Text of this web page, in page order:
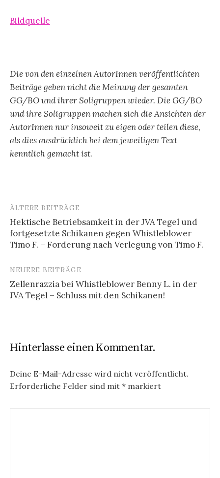
Bildquelle
Die von den einzelnen AutorInnen veröffentlichten
Beiträge geben nicht die Meinung der gesamten
GG/BO und ihrer Soligruppen wieder. Die GG/BO
und ihre Soligruppen machen sich die Ansichten der
AutorInnen nur insoweit zu eigen oder teilen diese,
als dies ausdrücklich bei dem jeweiligen Text
kenntlich gemacht ist.
Beitragsnavigation
ÄLTERE BEITRÄGE
Hektische Betriebsamkeit in der JVA Tegel und
fortgesetzte Schikanen gegen Whistleblower
Timo F. – Forderung nach Verlegung von Timo F.
NEUERE BEITRÄGE
Zellenrazzia bei Whistleblower Benny L. in der
JVA Tegel – Schluss mit den Schikanen!
Hinterlasse einen Kommentar.
Deine E-Mail-Adresse wird nicht veröffentlicht.
Erforderliche Felder sind mit * markiert